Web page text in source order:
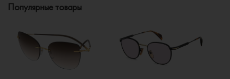
Популярные товары